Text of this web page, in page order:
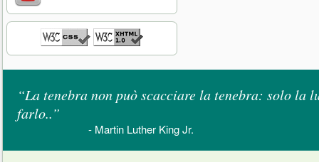
“La tenebra non può scacciare la tenebra: solo la
farlo..”
- Martin Luther King Jr.